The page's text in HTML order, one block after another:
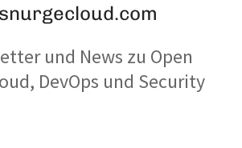
und News zu Open
DevOps und Security